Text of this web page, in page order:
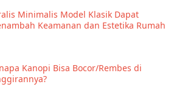
Minimalis Model Klasik Dapat
Keamanan dan Estetika Rumah
Kanopi Bisa Bocor/Rembes di